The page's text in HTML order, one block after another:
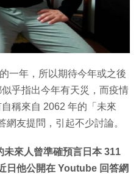
一年，所以期待今年或之後
乎指出今年有天災，而疫情
稱來自 2062 年的「未來
網友提問，引起不少討論。
未來人曾準確預言日本 311
日他公開在 Youtube 回答網